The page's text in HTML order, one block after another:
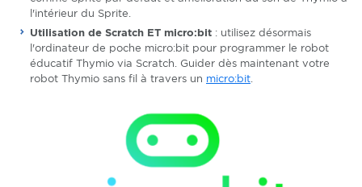
l'intérieur du Sprite.
Utilisation de Scratch ET micro:bit : utilisez désormais
l'ordinateur de poche micro:bit pour programmer le robot
éducatif Thymio via Scratch. Guider dès maintenant votre
robot Thymio sans fil à travers un micro:bit